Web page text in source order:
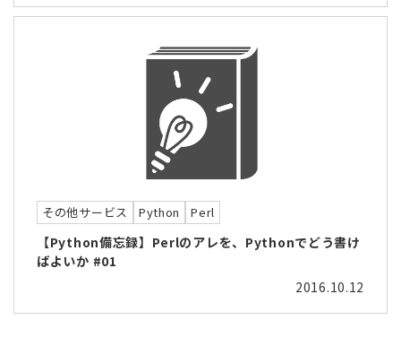
その他サービス Python Perl
【Python備忘録】Perlのアレを、Pythonでどう書け
ばよいか #01
2016.10.12